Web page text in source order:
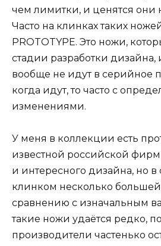
чем лимитки, и ценятся они
Часто на клинках таких
PROTOTYPE. Это ножи,
стадии разработки дизайна,
вообще не идут в серийное
когда идут, то часто с
изменениями.
У меня в коллекции есть
известной российской
и интересного дизайна, но
клинком несколько
сравнению с изначальным
такие ножи удаётся редко,
производители частенько